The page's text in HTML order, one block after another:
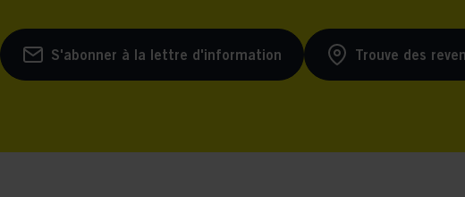
S'abonner à la lettre d'information Trouve des